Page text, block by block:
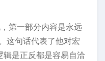
第一部分内容是永远
这句话代表了他对宏
辑是正反都是容易自洽